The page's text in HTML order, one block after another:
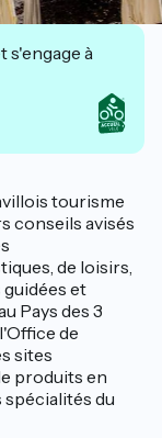
s'engage à
tourisme
conseils avisés
de loisirs,
guidées et
Pays des 3
de
sites
produits en
spécialités du